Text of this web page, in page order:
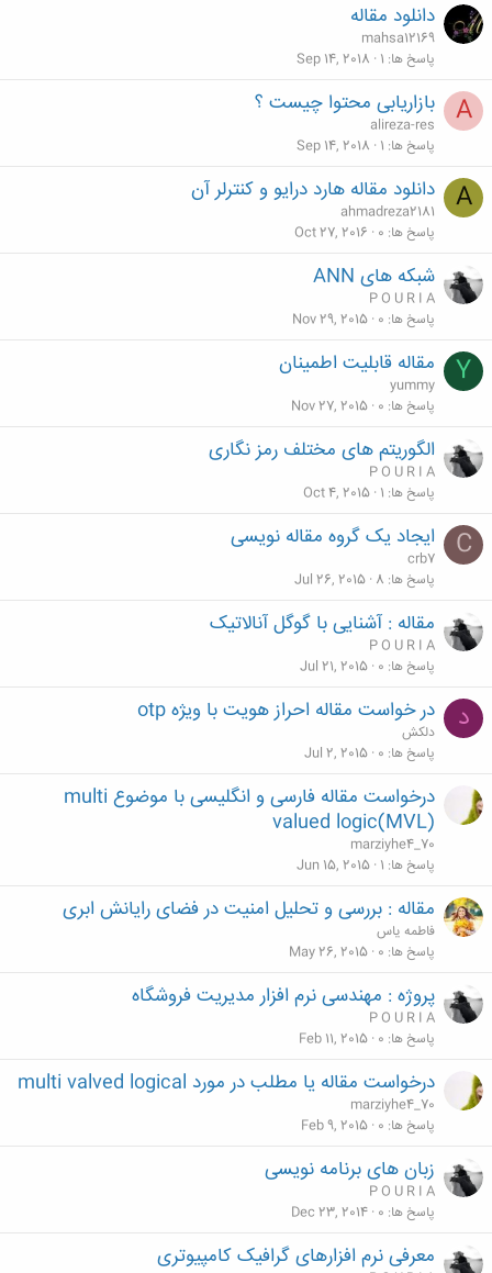
دانلود مقاله
mahsa12169
پاسخ ها 1
Sep 14, 2018
A بازاریابی محتوا چیست ؟
alireza-res
پاسخ ها 1
Sep 14, 2018
A دانلود مقاله هارد درایو و كنترلر آن
ahmadreza2181
پاسخ ها 0
Oct 27, 2016
شبکه های ANN
P O U R I A
پاسخ ها 0
Nov 29, 2015
Y مقاله قابلیت اطمینان
yummy
پاسخ ها 0
Nov 27, 2015
الگوریتم های مختلف رمز نگاری
P O U R I A
پاسخ ها 1
Oct 4, 2015
C ایجاد یک گروه مقاله نویسی
crb7
پاسخ ها 8
Jul 26, 2015
مقاله : آشنایی با گوگل آنالاتیک‎
P O U R I A
پاسخ ها 0
Jul 21, 2015
د در خواست مقاله احراز هویت با ویژه otp
دلکش
پاسخ ها 0
Jul 2, 2015
درخواست مقاله فارسی و انگلیسی با موضوع multi
valued logic(MVL)
marziyhe4_70
پاسخ ها 1
Jun 15, 2015
مقاله : بررسی و تحلیل امنیت در فضای رایانش ابری‎
فاطمه یاس
پاسخ ها 0
May 26, 2015
پروژه : مهندسی نرم افزار مدیریت فروشگاه
P O U R I A
پاسخ ها 0
Feb 11, 2015
درخواست مقاله یا مطلب در مورد multi valved logical
marziyhe4_70
پاسخ ها 0
Feb 9, 2015
زبان های برنامه نویسی‎
P O U R I A
پاسخ ها 0
Dec 23, 2014
معرفی نرم افزارهای گرافیک کامپیوتری